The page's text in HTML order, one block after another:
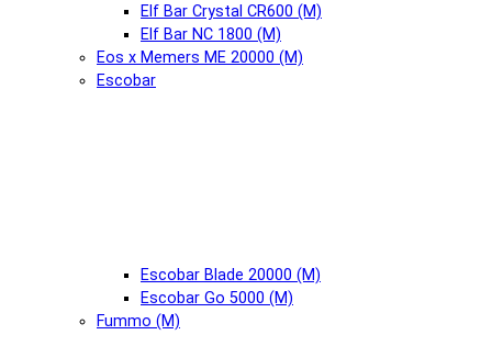
Elf Bar Crystal CR600 (М)
Elf Bar NC 1800 (М)
Eos x Memers ME 20000 (М)
Escobar
Escobar Blade 20000 (М)
Escobar Go 5000 (М)
Fummo (М)